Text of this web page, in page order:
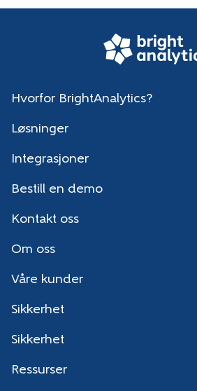
Hvorfor BrightAnalytics?
Løsninger
Integrasjoner
Bestill en demo
Kontakt oss
Om oss
Våre kunder
Sikkerhet
Sikkerhet
Ressurser